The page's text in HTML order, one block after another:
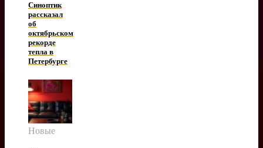
Синоптик
рассказал
об
октябрьском
рекорде
тепла в
Петербурге
Новые